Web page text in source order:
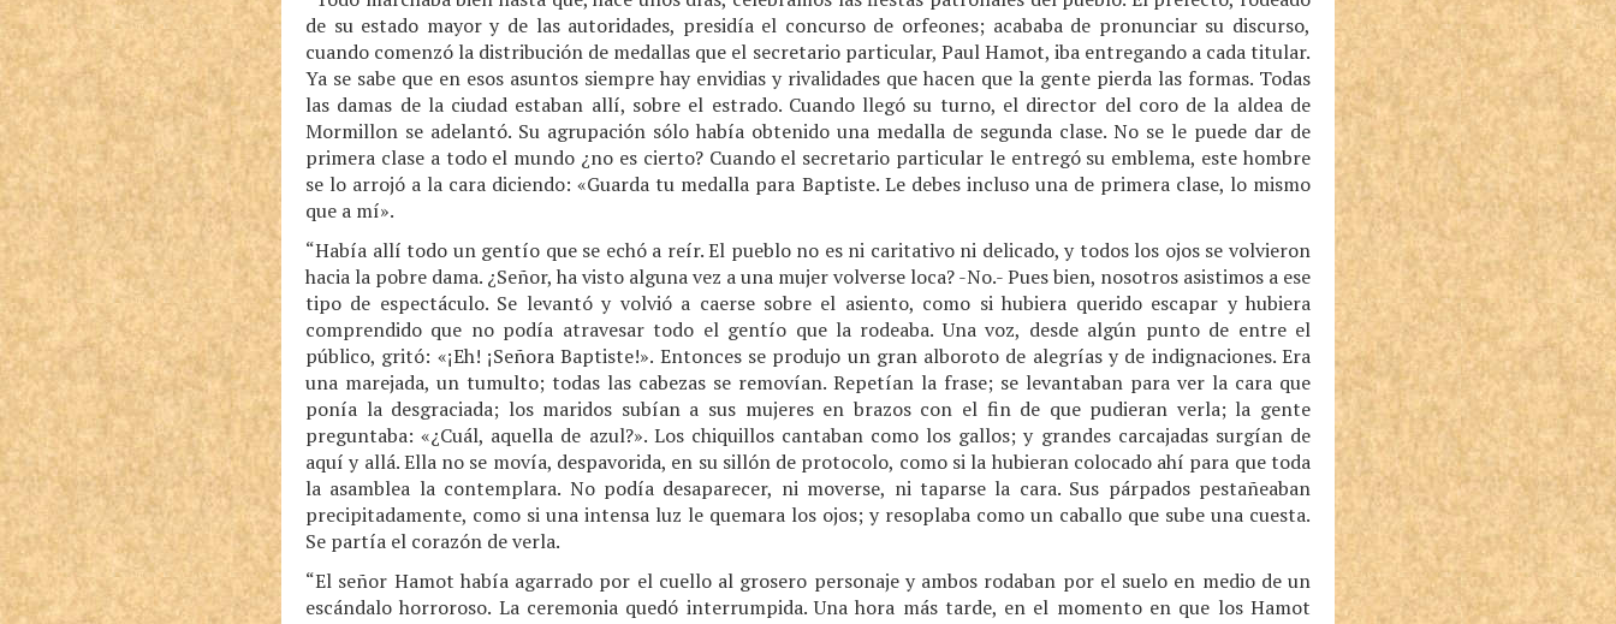
de su estado mayor y de las autoridades, presidía el concurso de orfeones; acababa de pronunciar su discurso,
cuando comenzó la distribución de medallas que el secretario particular, Paul Hamot, iba entregando a cada titular.
Ya se sabe que en esos asuntos siempre hay envidias y rivalidades que hacen que la gente pierda las formas. Todas
las damas de la ciudad estaban allí, sobre el estrado. Cuando llegó su turno, el director del coro de la aldea de
Mormillon se adelantó. Su agrupación sólo había obtenido una medalla de segunda clase. No se le puede dar de
primera clase a todo el mundo ¿no es cierto? Cuando el secretario particular le entregó su emblema, este hombre
se lo arrojó a la cara diciendo: «Guarda tu medalla para Baptiste. Le debes incluso una de primera clase, lo mismo
que a mí».
“Había allí todo un gentío que se echó a reír. El pueblo no es ni caritativo ni delicado, y todos los ojos se volvieron
hacia la pobre dama. ¿Señor, ha visto alguna vez a una mujer volverse loca? -No.- Pues bien, nosotros asistimos a ese
tipo de espectáculo. Se levantó y volvió a caerse sobre el asiento, como si hubiera querido escapar y hubiera
comprendido que no podía atravesar todo el gentío que la rodeaba. Una voz, desde algún punto de entre el
público, gritó: «¡Eh! ¡Señora Baptiste!». Entonces se produjo un gran alboroto de alegrías y de indignaciones. Era
una marejada, un tumulto; todas las cabezas se removían. Repetían la frase; se levantaban para ver la cara que
ponía la desgraciada; los maridos subían a sus mujeres en brazos con el fin de que pudieran verla; la gente
preguntaba: «¿Cuál, aquella de azul?». Los chiquillos cantaban como los gallos; y grandes carcajadas surgían de
aquí y allá. Ella no se movía, despavorida, en su sillón de protocolo, como si la hubieran colocado ahí para que toda
la asamblea la contemplara. No podía desaparecer, ni moverse, ni taparse la cara. Sus párpados pestañeaban
precipitadamente, como si una intensa luz le quemara los ojos; y resoplaba como un caballo que sube una cuesta.
Se partía el corazón de verla.
“El señor Hamot había agarrado por el cuello al grosero personaje y ambos rodaban por el suelo en medio de un
escándalo horroroso. La ceremonia quedó interrumpida. Una hora más tarde, en el momento en que los Hamot